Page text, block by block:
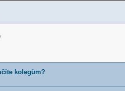
kolegům?